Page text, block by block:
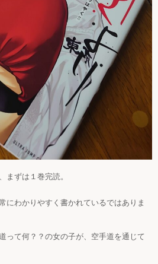
まずは１巻完読。
にわかりやすく書かれているではありま
って何？？の女の子が、空手道を通じて